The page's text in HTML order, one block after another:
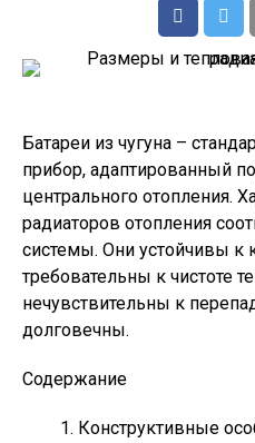
Батареи из чугуна –
прибор, адаптированный
центрального отопления.
радиаторов отопления
системы. Они устойчивы к
требовательны к чистоте
нечувствительны к
долговечны.
Содержание
Конструктивные